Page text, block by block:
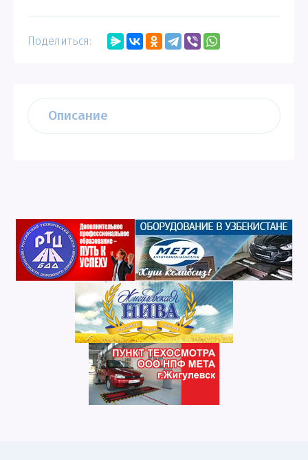
Поделиться:
Описание